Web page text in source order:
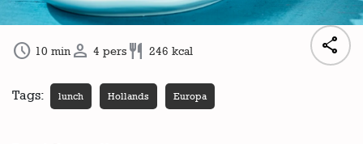
 10 min  4 pers  246 kcal
Tags: lunch Hollands Europa
